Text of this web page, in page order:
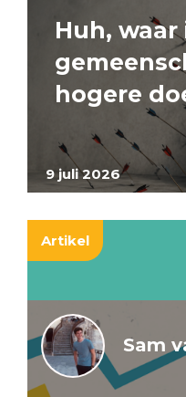
9 juli 2026
Huh, waar
hogere
Artikel
Sam